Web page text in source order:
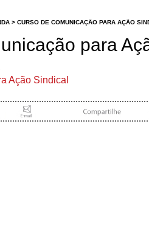
> CURSO DE COMUNICAÇÃO PARA AÇÃO
para
Ação Sindical